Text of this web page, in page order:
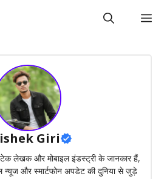
Giri
लेखक और मोबाइल इंडस्ट्री के जानकार हैं,
न्यूज और स्मार्टफोन अपडेट की दुनिया से जुड़े